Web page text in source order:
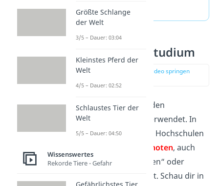
beziehen.
Benotung im Studium
zur Stelle im Video springen
Auch imStudiumwerden
Benotungssysteme
verwendet. In
der Universität und an Hochschulen
Dezimalnoten, auch
„Noten in Kommazahlen“ oder
„Drittelnoten“ genannt. Schau dir in
Größte Schlange
der Welt
3/5 – Dauer: 03:04
Kleinstes Pferd der
Welt
4/5 – Dauer: 02:52
Schlaustes Tier der
Welt
5/5 – Dauer: 04:50
Wissenswertes
Rekorde Tiere - Gefahr
Gefährlichstes Tier